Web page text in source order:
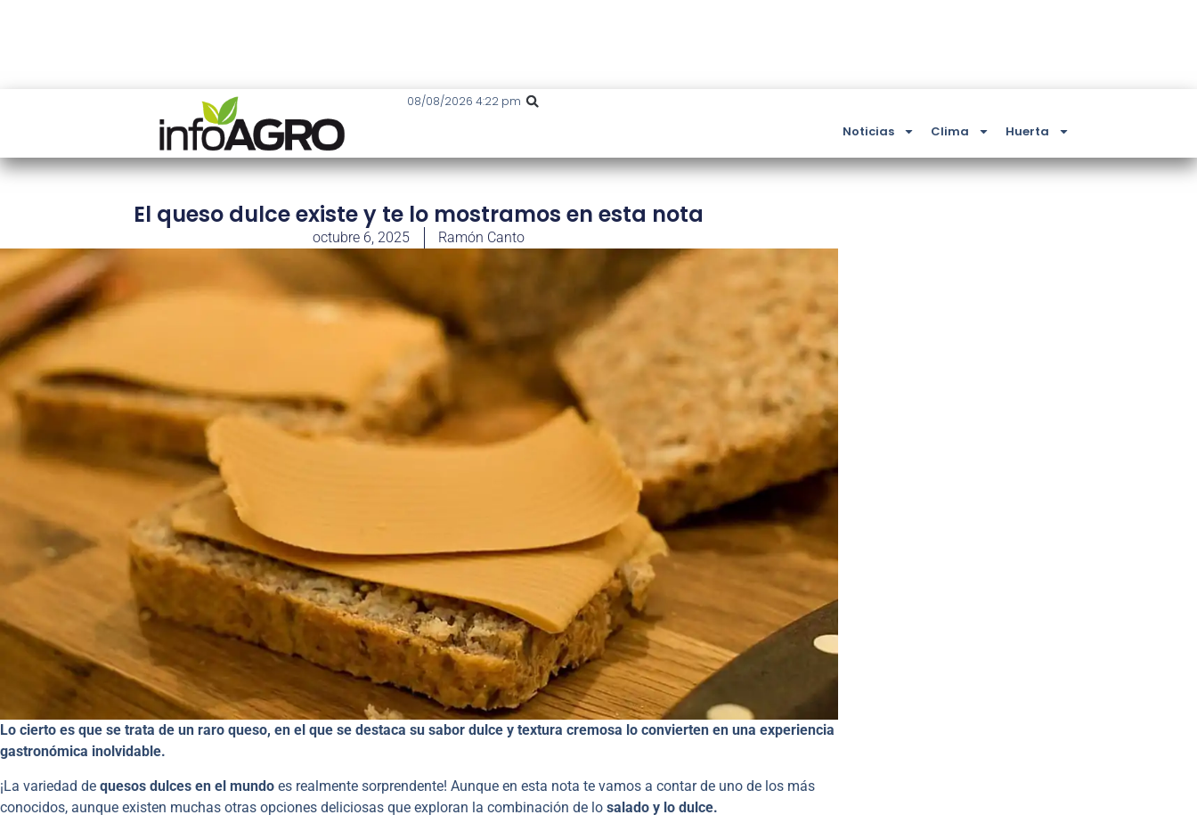
08/08/2026 4:22 pm
Noticias Clima Huerta
El queso dulce existe y te lo mostramos en esta nota
octubre 6, 2025 Ramón Canto
Lo cierto es que se trata de un raro queso, en el que se destaca su sabor dulce y textura cremosa lo convierten en una experiencia
gastronómica inolvidable.
¡La variedad de quesos dulces en el mundo es realmente sorprendente! Aunque en esta nota te vamos a contar de uno de los más
conocidos, aunque existen muchas otras opciones deliciosas que exploran la combinación de lo salado y lo dulce.